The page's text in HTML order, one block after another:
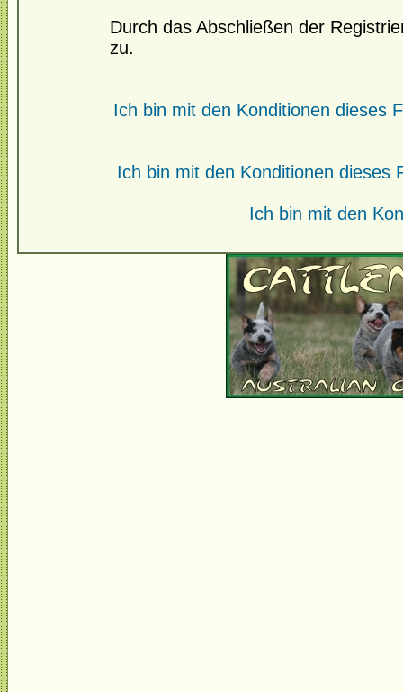
Durch das Abschließen der
zu.
Ich bin mit den Konditionen dieses
Ich bin mit den Konditionen dieses
Ich bin mit den